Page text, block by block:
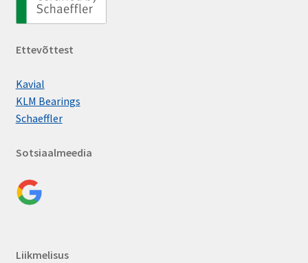
Ettevõttest
Kavial
KLM Bearings
Schaeffler
Sotsiaalmeedia
Liikmelisus